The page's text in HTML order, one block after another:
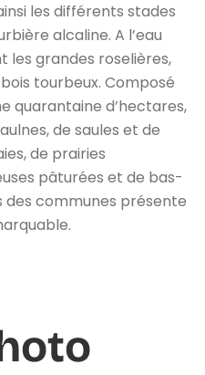
les différents stades
alcaline. A l’eau
les grandes roselières,
tourbeux. Composé
quarantaine d’hectares,
de saules et de
de prairies
pâturées et de bas-
des communes présente